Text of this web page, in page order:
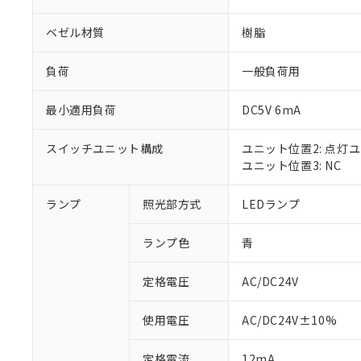
ベゼル材質 樹脂
負荷 一般負荷用
最小適用負荷 DC5V 6mA
スイッチユニット構成
ユニット位置2: 点灯
ユニット位置3: NC
ランプ 照光部方式 LEDランプ
ランプ色 青
定格電圧 AC/DC24V
使用電圧 AC/DC24V±10%
ご利用条件
以下の条件をお
※1 対応状況
対応予定：EU
対応予定なし：
調査・確認中：
非該当品：ライセ
※1 中国